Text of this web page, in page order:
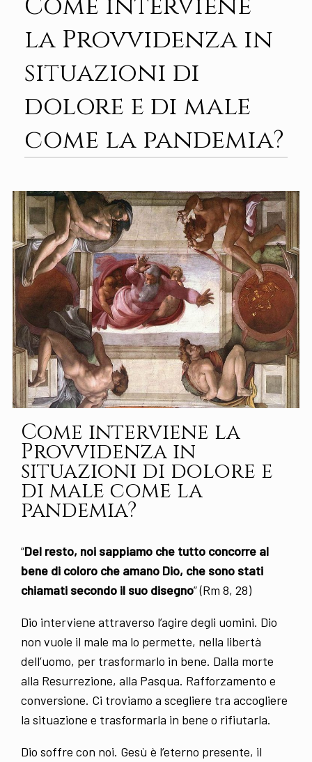
la Provvidenza in
situazioni di
dolore e di male
come la pandemia?
Come interviene la
Provvidenza in
situazioni di dolore e
di male come la
pandemia?
“Del resto, noi sappiamo che tutto concorre al
bene di coloro che amano Dio, che sono stati
chiamati secondo il suo disegno” (Rm 8, 28)
Dio interviene attraverso l’agire degli uomini. Dio
non vuole il male ma lo permette, nella libertà
dell’uomo, per trasformarlo in bene. Dalla morte
alla Resurrezione, alla Pasqua. Rafforzamento e
conversione. Ci troviamo a scegliere tra accogliere
la situazione e trasformarla in bene o rifiutarla.
Dio soffre con noi. Gesù è l’eterno presente, il